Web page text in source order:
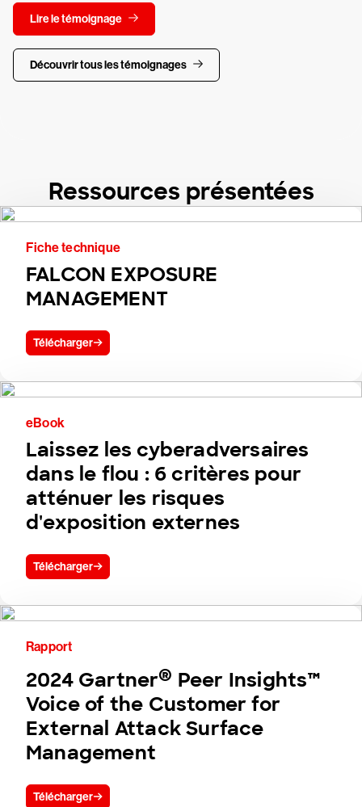
Lire le témoignage
Découvrir tous les témoignages
Ressources présentées
Fiche technique
FALCON EXPOSURE
MANAGEMENT
Télécharger
eBook
Laissez les cyberadversaires
dans le flou : 6 critères pour
atténuer les risques
d'exposition externes
Télécharger
Rapport
2024 Gartner® Peer Insights™
Voice of the Customer for
External Attack Surface
Management
Télécharger